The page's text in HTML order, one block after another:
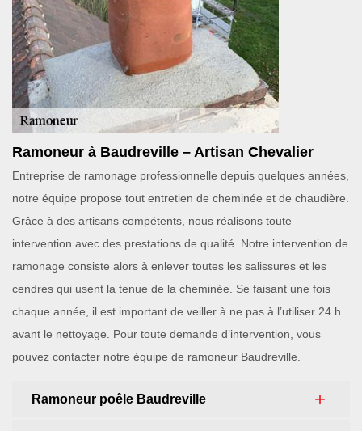
Ramoneur à Baudreville – Artisan Chevalier
Entreprise de ramonage professionnelle depuis quelques années,
notre équipe propose tout entretien de cheminée et de chaudière.
Grâce à des artisans compétents, nous réalisons toute
intervention avec des prestations de qualité. Notre intervention de
ramonage consiste alors à enlever toutes les salissures et les
cendres qui usent la tenue de la cheminée. Se faisant une fois
chaque année, il est important de veiller à ne pas à l’utiliser 24 h
avant le nettoyage. Pour toute demande d’intervention, vous
pouvez contacter notre équipe de ramoneur Baudreville.
Ramoneur poêle Baudreville